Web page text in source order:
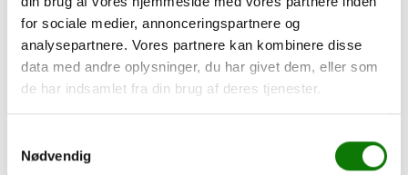
for sociale medier, annonceringspartnere og
analysepartnere. Vores partnere kan kombinere disse
data med andre oplysninger, du har givet dem, eller som
de har indsamlet fra din brug af deres tjenester.
Nødvendig
Toyota Relax